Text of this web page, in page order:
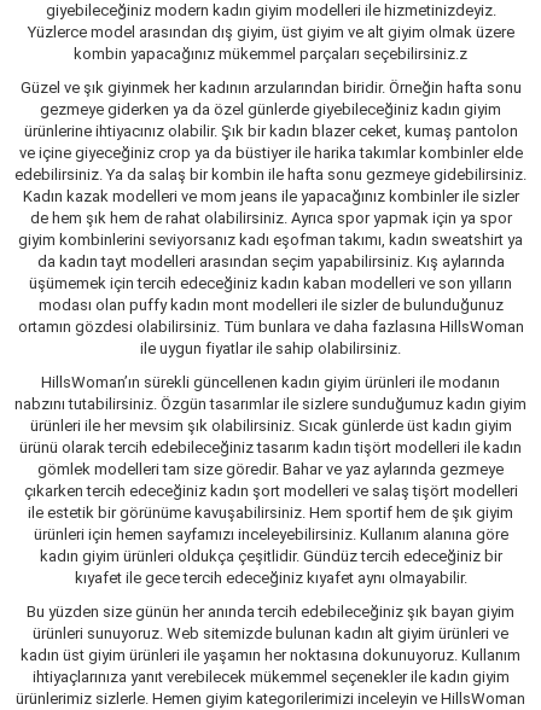
giyebileceğiniz modern kadın giyim modelleri ile hizmetinizdeyiz.
Yüzlerce model arasından dış giyim, üst giyim ve alt giyim olmak üzere
kombin yapacağınız mükemmel parçaları seçebilirsiniz.z
Güzel ve şık giyinmek her kadının arzularından biridir. Örneğin hafta sonu
gezmeye giderken ya da özel günlerde giyebileceğiniz kadın giyim
ürünlerine ihtiyacınız olabilir. Şık bir kadın blazer ceket, kumaş pantolon
ve içine giyeceğiniz crop ya da büstiyer ile harika takımlar kombinler elde
edebilirsiniz. Ya da salaş bir kombin ile hafta sonu gezmeye gidebilirsiniz.
Kadın kazak modelleri ve mom jeans ile yapacağınız kombinler ile sizler
de hem şık hem de rahat olabilirsiniz. Ayrıca spor yapmak için ya spor
giyim kombinlerini seviyorsanız kadı eşofman takımı, kadın sweatshirt ya
da kadın tayt modelleri arasından seçim yapabilirsiniz. Kış aylarında
üşümemek için tercih edeceğiniz kadın kaban modelleri ve son yılların
modası olan puffy kadın mont modelleri ile sizler de bulunduğunuz
ortamın gözdesi olabilirsiniz. Tüm bunlara ve daha fazlasına HillsWoman
ile uygun fiyatlar ile sahip olabilirsiniz.
HillsWoman’ın sürekli güncellenen kadın giyim ürünleri ile modanın
nabzını tutabilirsiniz. Özgün tasarımlar ile sizlere sunduğumuz kadın giyim
ürünleri ile her mevsim şık olabilirsiniz. Sıcak günlerde üst kadın giyim
ürünü olarak tercih edebileceğiniz tasarım kadın tişört modelleri ile kadın
gömlek modelleri tam size göredir. Bahar ve yaz aylarında gezmeye
çıkarken tercih edeceğiniz kadın şort modelleri ve salaş tişört modelleri
ile estetik bir görünüme kavuşabilirsiniz. Hem sportif hem de şık giyim
ürünleri için hemen sayfamızı inceleyebilirsiniz. Kullanım alanına göre
kadın giyim ürünleri oldukça çeşitlidir. Gündüz tercih edeceğiniz bir
kıyafet ile gece tercih edeceğiniz kıyafet aynı olmayabilir.
Bu yüzden size günün her anında tercih edebileceğiniz şık bayan giyim
ürünleri sunuyoruz. Web sitemizde bulunan kadın alt giyim ürünleri ve
kadın üst giyim ürünleri ile yaşamın her noktasına dokunuyoruz. Kullanım
ihtiyaçlarınıza yanıt verebilecek mükemmel seçenekler ile kadın giyim
ürünlerimiz sizlerle. Hemen giyim kategorilerimizi inceleyin ve HillsWoman